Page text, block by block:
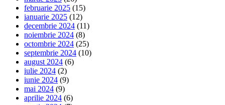
februarie 2025 (15)
ianuarie 2025 (12)
decembrie 2024 (11)
noiembrie 2024 (8)
octombrie 2024 (25)
septembrie 2024 (10)
august 2024 (6)
iulie 2024 (2)
iunie 2024 (9)
mai 2024 (9)
aprilie 2024 (6)